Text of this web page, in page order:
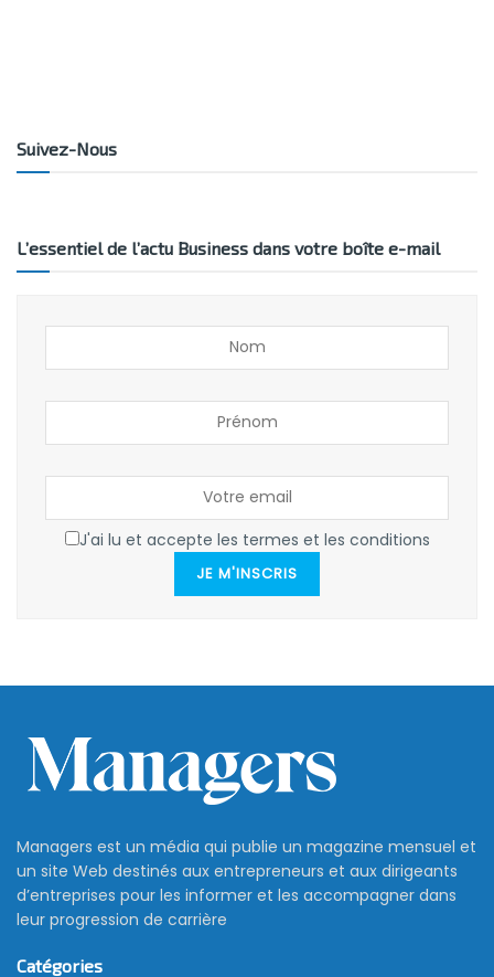
Suivez-Nous
L’essentiel de l’actu Business dans votre boîte e-mail
J'ai lu et accepte les termes et les conditions
JE M'INSCRIS
Managers est un média qui publie un magazine mensuel et
un site Web destinés aux entrepreneurs et aux dirigeants
d’entreprises pour les informer et les accompagner dans
leur progression de carrière
Catégories